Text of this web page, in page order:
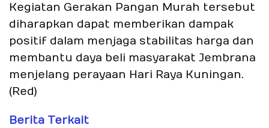
Kegiatan Gerakan Pangan Murah tersebut
diharapkan dapat memberikan dampak
positif dalam menjaga stabilitas harga dan
membantu daya beli masyarakat Jembrana
menjelang perayaan Hari Raya Kuningan.
(Red)
Berita Terkait